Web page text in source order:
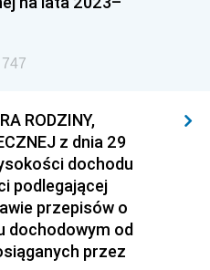
RODZINY,
z dnia 29
dochodu
podlegającej
przepisów o
dochodowym od
przez